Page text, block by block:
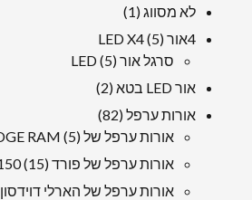
לא מסווג 1
1
מוּצָר
4אור LED X4 5
5
מוצרים
סרגל אור LED 5
5
מוצרים
אור LED בטא 2
2
מוצרים
אורות ערפל 82
82
מוצריםאורות ערפל של DODGE RAM 5
5
מוצרים
אורות ערפל של פורד F150 15
15
מוצרים
אורות ערפל של הארלי דוידסון